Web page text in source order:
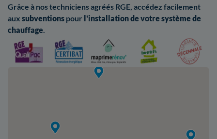
Grâce à nos techniciens agréés RGE, accédez facilement
aux subventions pour l'installation de votre système de
chauffage.